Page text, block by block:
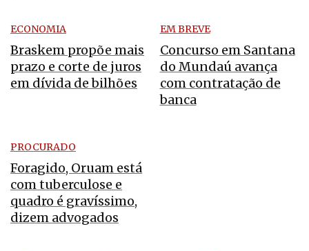
ECONOMIA
Braskem propõe mais
prazo e corte de juros
em dívida de bilhões
EM BREVE
Concurso em Santana
do Mundaú avança
com contratação de
banca
PROCURADO
Foragido, Oruam está
com tuberculose e
quadro é gravíssimo,
dizem advogados